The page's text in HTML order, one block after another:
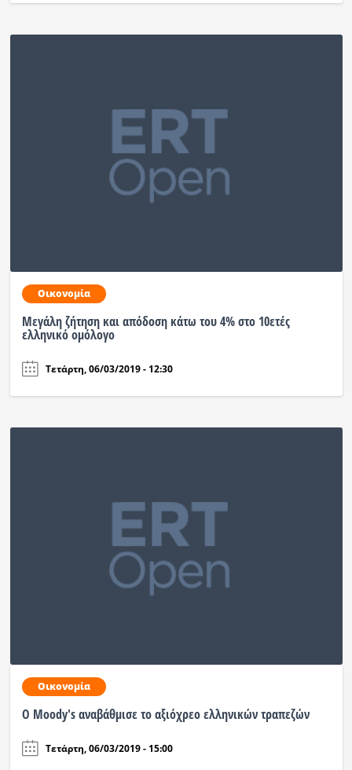
Οικονομία
Μεγάλη ζήτηση και απόδοση κάτω του 4% στο 10ετές
ελληνικό ομόλογο
Τετάρτη, 06/03/2019 - 12:30
Οικονομία
Ο Moody's αναβάθμισε το αξιόχρεο ελληνικών τραπεζών
Τετάρτη, 06/03/2019 - 15:00